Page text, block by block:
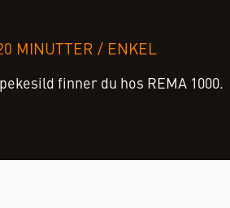
MINUTTER / ENKEL
finner du hos REMA 1000.